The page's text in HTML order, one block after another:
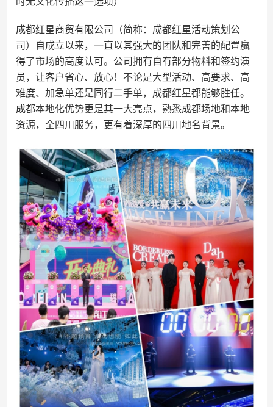
成都红星商贸有限公司（简称：成都红星活动策划公
司）自成立以来，一直以其强大的团队和完善的配置赢
得了市场的高度认可。公司拥有自有部分物料和签约演
员，让客户省心、放心！不论是大型活动、高要求、高
难度、加急单还是同行二手单，成都红星都能够胜任。
成都本地化优势更是其一大亮点，熟悉成都场地和本地
资源，全四川服务，更有着深厚的四川地名背景。